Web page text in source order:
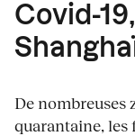
Covid-
De nombreuses
quarantaine, les